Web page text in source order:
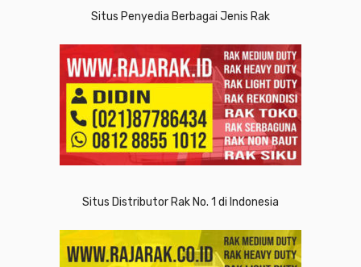
Situs Penyedia Berbagai Jenis Rak
Situs Distributor Rak No. 1 di Indonesia